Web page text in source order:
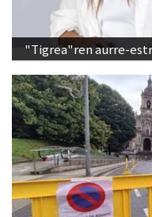
"Tigrea"ren aurre-